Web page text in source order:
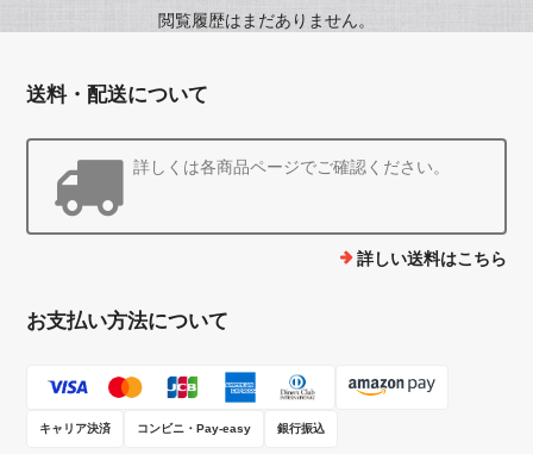
閲覧履歴はまだありません。
送料・配送について
詳しくは各商品ページでご確認ください。
詳しい送料はこちら
お支払い方法について
キャリア決済 コンビニ・Pay-easy 銀行振込